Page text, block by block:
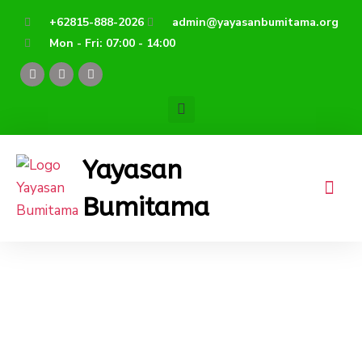
+62815-888-2026
admin@yayasanbumitama.org
Mon - Fri: 07:00 - 14:00
F
a
c
o
Y
o
u
e
I
n
s
r
m
Yayasan
Bumitama